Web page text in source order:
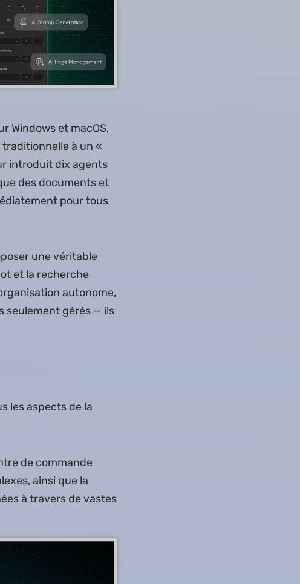
Windows et macOS,
à un «
introduit dix agents
des documents et
pour tous
une véritable
et la recherche
autonome,
seulement gérés — ils
les aspects de la
de commande
ainsi que la
à travers de vastes